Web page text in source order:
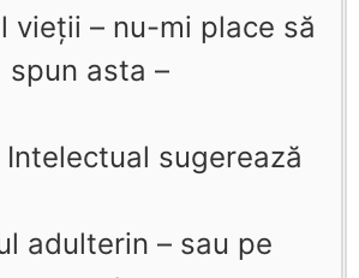
vieţii – nu-mi place să
spun asta –
sugerează
adulterin – sau pe